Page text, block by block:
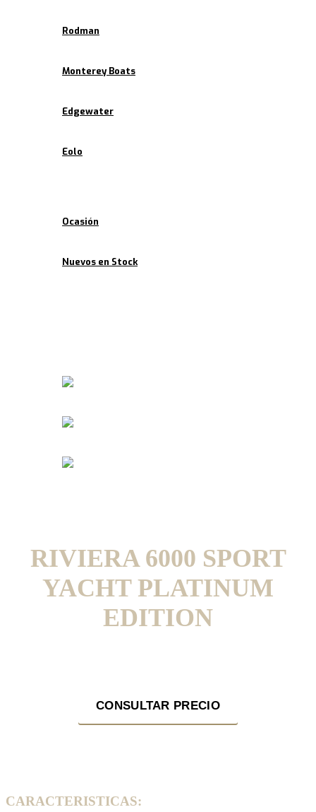
Rodman
Monterey Boats
Edgewater
Eolo
Ocasión
Nuevos en Stock
RIVIERA 6000 SPORT
YACHT PLATINUM
EDITION
CONSULTAR PRECIO
CARACTERISTICAS: